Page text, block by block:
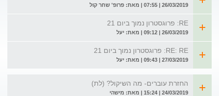
26/03/2019 | 07:55 | מאת: פרופ' שחר קול
RE: פרוגסטרון נמוך ביום 21
26/03/2019 | 09:12 | מאת: יעל
RE: RE: פרוגסטרון נמוך ביום 21
27/03/2019 | 09:43 | מאת: יעל
החזרת עוברים- מה השיקול? (לת)
24/03/2019 | 15:24 | מאת: מישהי